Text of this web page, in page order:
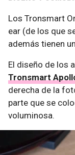
Los Tronsmart
ear (de los que
además tienen
El diseño de los
Tronsmart
derecha de la
parte que se
voluminosa.